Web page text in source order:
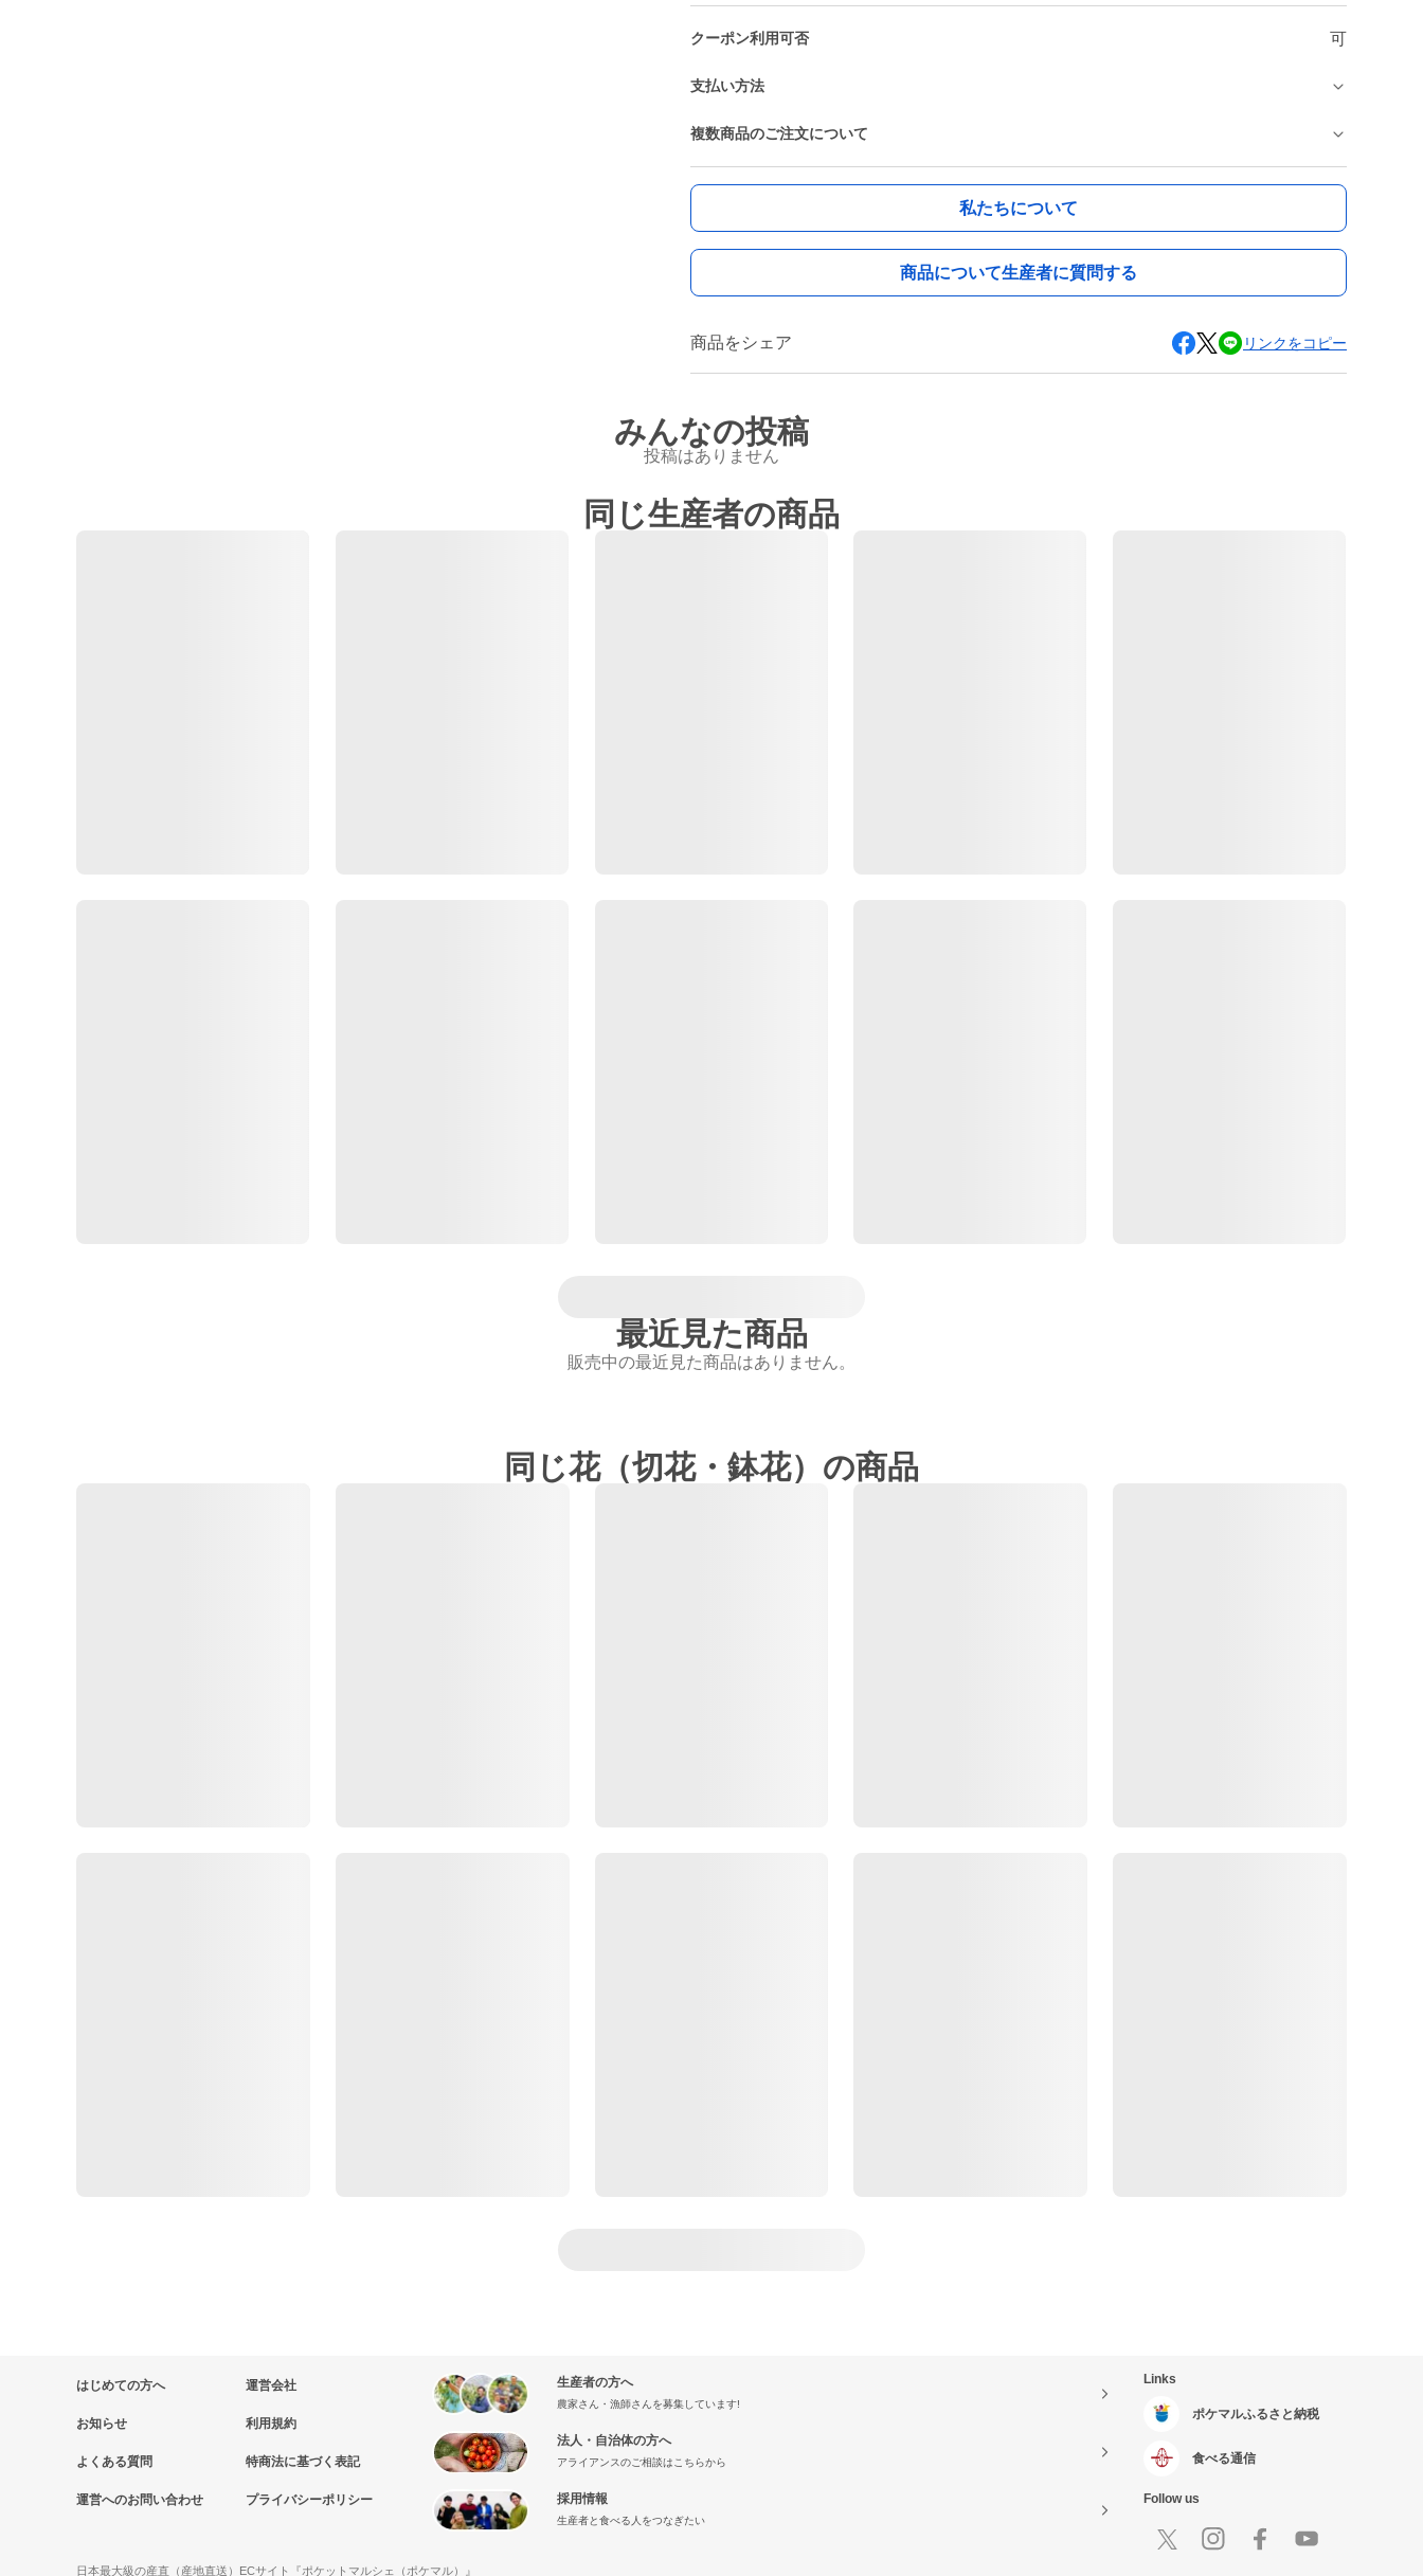
クーポン利用可否 可
支払い方法
複数商品のご注文について
私たちについて
商品について生産者に質問する
商品をシェア リンクをコピー
みんなの投稿
投稿はありません
同じ生産者の商品
最近見た商品
販売中の最近見た商品はありません。
同じ花（切花・鉢花）の商品
はじめての方へ
お知らせ
よくある質問
運営へのお問い合わせ
運営会社
利用規約
特商法に基づく表記
プライバシーポリシー
生産者の方へ
農家さん・漁師さんを募集しています!
法人・自治体の方へ
アライアンスのご相談はこちらから
採用情報
生産者と食べる人をつなぎたい
Links
ポケマルふるさと納税
食べる通信
Follow us
日本最大級の産直（産地直送）ECサイト『ポケットマルシェ（ポケマル）』